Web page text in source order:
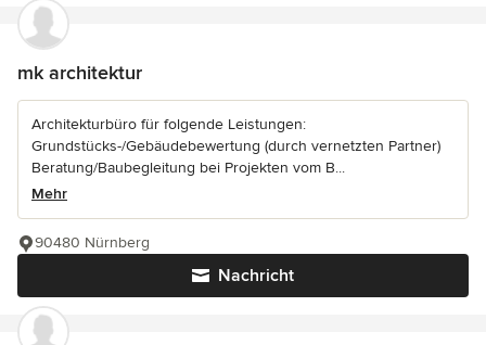
mk architektur
Architekturbüro für folgende Leistungen:
Grundstücks-/Gebäudebewertung (durch vernetzten Partner)
Beratung/Baubegleitung bei Projekten vom B...
Mehr
Nachricht
90480 Nürnberg